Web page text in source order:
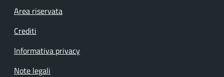
Footer menu
Area riservata
Crediti
Informativa privacy
Note legali